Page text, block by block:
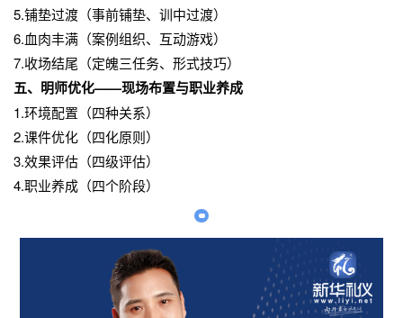
5.铺垫过渡（事前铺垫、训中过渡）
6.血肉丰满（案例组织、互动游戏）
7.收场结尾（定魄三任务、形式技巧）
五、明师优化——现场布置与职业养成
1.环境配置（四种关系）
2.课件优化（四化原则）
3.效果评估（四级评估）
4.职业养成（四个阶段）